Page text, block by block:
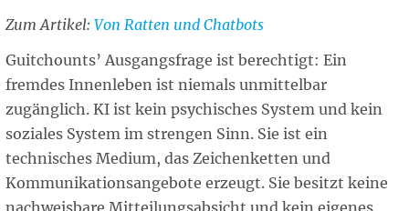
Zum Artikel: Related
article
Von Ratten und Chatbots
Guitchounts’ Ausgangsfrage ist berechtigt: Ein
fremdes Innenleben ist niemals unmittelbar
zugänglich. KI ist kein psychisches System und kein
soziales System im strengen Sinn. Sie ist ein
technisches Medium, das Zeichenketten und
Kommunikationsangebote erzeugt. Sie besitzt keine